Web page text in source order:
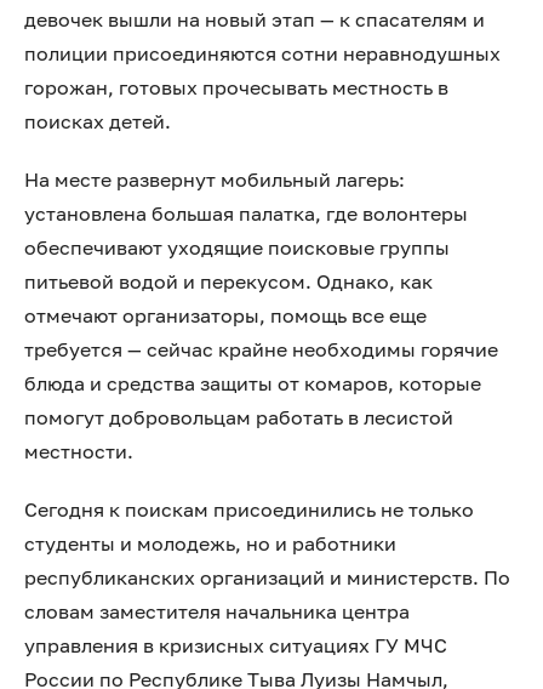
девочек вышли на новый этап — к спасателям и
полиции присоединяются сотни неравнодушных
горожан, готовых прочесывать местность в
поисках детей.
На месте развернут мобильный лагерь:
установлена большая палатка, где волонтеры
обеспечивают уходящие поисковые группы
питьевой водой и перекусом. Однако, как
отмечают организаторы, помощь все еще
требуется — сейчас крайне необходимы горячие
блюда и средства защиты от комаров, которые
помогут добровольцам работать в лесистой
местности.
Сегодня к поискам присоединились не только
студенты и молодежь, но и работники
республиканских организаций и министерств. По
словам заместителя начальника центра
управления в кризисных ситуациях ГУ МЧС
России по Республике Тыва Луизы Намчыл,